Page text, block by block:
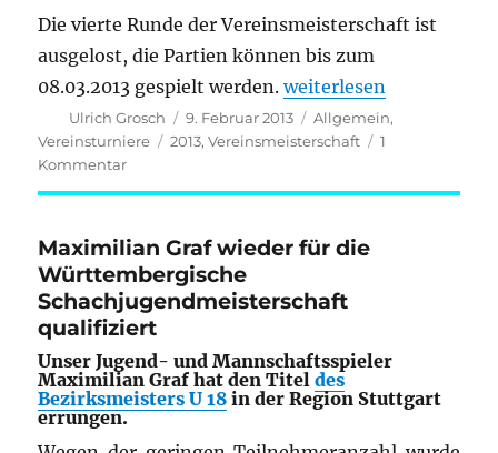
Die vierte Runde der Vereinsmeisterschaft ist
ausgelost, die Partien können bis zum
08.03.2013 gespielt werden.„Vereinsmeisterschaft
weiterlesen
Autor
Ulrich Grosch
Veröffentlicht
am
9. Februar 2013 Kategorien
Allgemein,
Vereinsturniere
Schlagwörter
2013,Vereinsmeisterschaft
1
Kommentarzu
4
Maximilian Graf wieder für die
Württembergische
Schachjugendmeisterschaft
qualifiziert
Unser Jugend- und Mannschaftsspieler
Maximilian Graf hat den Titeldes
Bezirksmeisters U 18 in der Region Stuttgart
errungen.